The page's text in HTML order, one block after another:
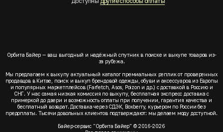
Орбита Байер — ваш выгодный и надёжный спутник в поиске и выкупе товаров из-
за рубежа.
Мы предлагаем к выкупу актуальный каталог премиальных реплик от проверенных
продавцов в Китае, поиск и выкуп брендовой одежды, обуви и аксессуаров из Европы
и популярных маркетплейсов (Farfetch, Asos, Poizon и др.) с доставкой в Россию и
СНГ. У нас самая низкая комиссия по выкупу, бесплатная экспресс доставка с
примеркой до двери и возможность оплаты при получении, гарантия качества и
бесплатный возврат. Доставка через СДЭК, Boxberry, курьером по России без
предоплаты. Тысячи довольных клиентов подтверждают: мы делаем моду доступной.
Байер-сервис "Орбита Байер" © 2016-2026